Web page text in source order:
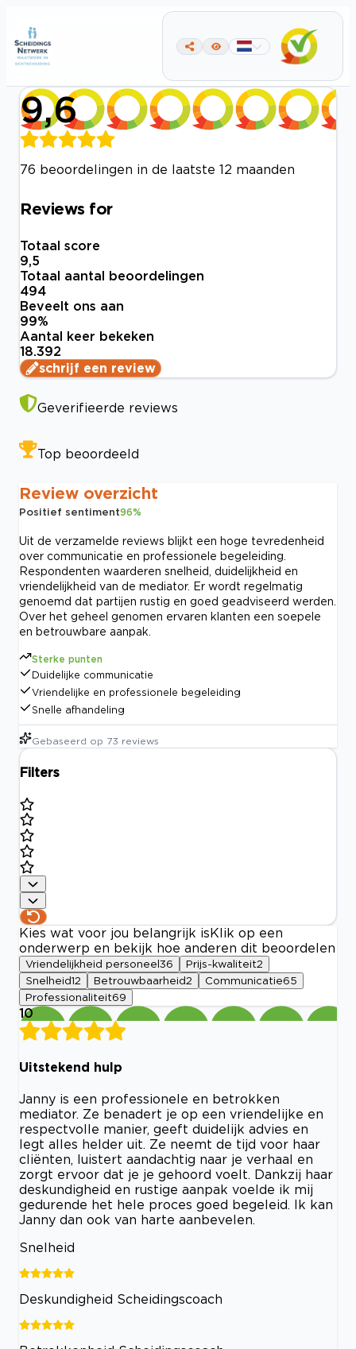
9,6
76 beoordelingen in de laatste 12 maanden
Reviews for
Totaal score
9,5
Totaal aantal beoordelingen
494
Beveelt ons aan
99%
Aantal keer bekeken
18.392
schrijf een review
Geverifieerde reviews
Top beoordeeld
Review overzicht
Positief sentiment96%
Uit de verzamelde reviews blijkt een hoge tevredenheid
over communicatie en professionele begeleiding.
Respondenten waarderen snelheid, duidelijkheid en
vriendelijkheid van de mediator. Er wordt regelmatig
genoemd dat partijen rustig en goed geadviseerd werden.
Over het geheel genomen ervaren klanten een soepele
en betrouwbare aanpak.
Sterke punten
Duidelijke communicatie
Vriendelijke en professionele begeleiding
Snelle afhandeling
Gebaseerd op 73 reviews
Filters
Kies wat voor jou belangrijk is Klik op een
onderwerp en bekijk hoe anderen dit beoordelen
Vriendelijkheid personeel 36 Prijs-kwaliteit2
Snelheid12 Betrouwbaarheid2 Communicatie65
Professionaliteit69
10
Uitstekend hulp
Janny is een professionele en betrokken
mediator. Ze benadert je op een vriendelijke en
respectvolle manier, geeft duidelijk advies en
legt alles helder uit. Ze neemt de tijd voor haar
cliënten, luistert aandachtig naar je verhaal en
zorgt ervoor dat je je gehoord voelt. Dankzij haar
deskundigheid en rustige aanpak voelde ik mij
gedurende het hele proces goed begeleid. Ik kan
Janny dan ook van harte aanbevelen.
Snelheid
Deskundigheid Scheidingscoach